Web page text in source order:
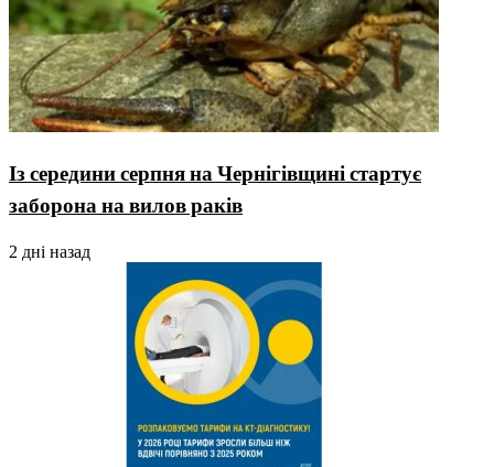
Із середини серпня на Чернігівщині стартує
заборона на вилов раків
2 дні назад